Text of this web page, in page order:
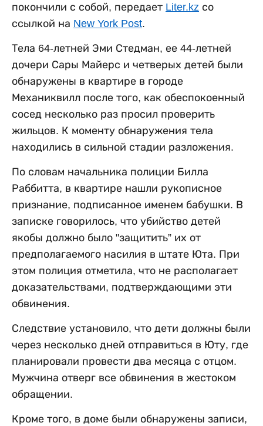
покончили с собой, передает Liter.kz со
ссылкой на New York Post.
Тела 64-летней Эми Стедман, ее 44-летней
дочери Сары Майерс и четверых детей были
обнаружены в квартире в городе
Механиквилл после того, как обеспокоенный
сосед несколько раз просил проверить
жильцов. К моменту обнаружения тела
находились в сильной стадии разложения.
По словам начальника полиции Билла
Раббитта, в квартире нашли рукописное
признание, подписанное именем бабушки. В
записке говорилось, что убийство детей
якобы должно было "защитить” их от
предполагаемого насилия в штате Юта. При
этом полиция отметила, что не располагает
доказательствами, подтверждающими эти
обвинения.
Следствие установило, что дети должны были
через несколько дней отправиться в Юту, где
планировали провести два месяца с отцом.
Мужчина отверг все обвинения в жестоком
обращении.
Кроме того, в доме были обнаружены записи,